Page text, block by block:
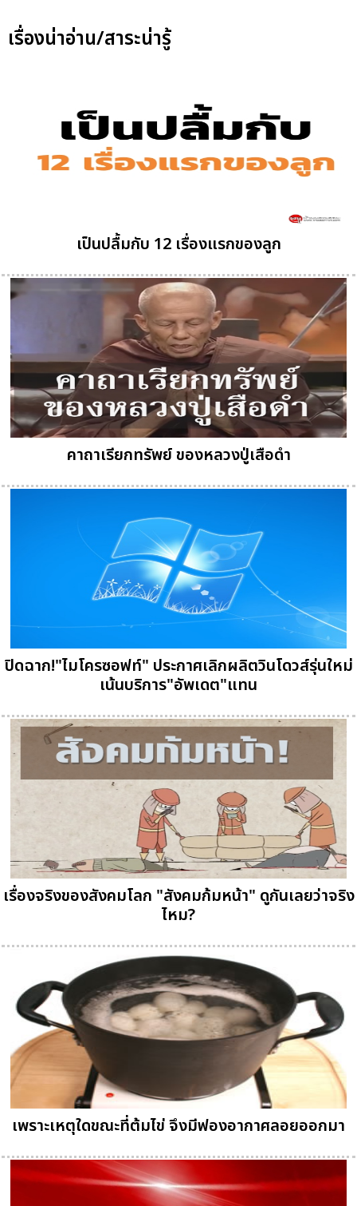
เรื่องน่าอ่าน/สาระน่ารู้
เป็นปลื้มกับ 12 เรื่องแรกของลูก
คาถาเรียกทรัพย์ ของหลวงปู่เสือดำ
ปิดฉาก!"ไมโครซอฟท์" ประกาศเลิกผลิตวินโดวส์รุ่นใหม่
เน้นบริการ"อัพเดต"แทน
เรื่องจริงของสังคมโลก "สังคมก้มหน้า" ดูกันเลยว่าจริง
ไหม?
เพราะเหตุใดขณะที่ต้มไข่ จึงมีฟองอากาศลอยออกมา